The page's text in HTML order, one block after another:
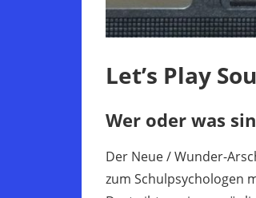
Let’s Play
Wer oder was
Der Neue / Wunder-
zum Schulpsychologen